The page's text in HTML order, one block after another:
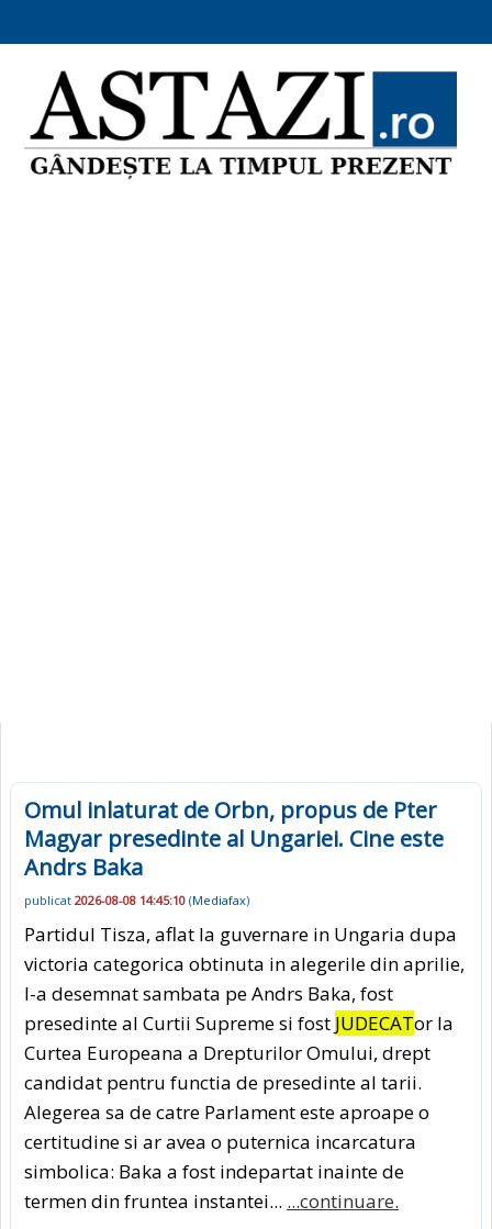
Omul inlaturat de Orbn, propus de Pter
Magyar presedinte al Ungariei. Cine este
Andrs Baka
publicat 2026-08-08 14:45:10 (Mediafax)
Partidul Tisza, aflat la guvernare in Ungaria dupa
victoria categorica obtinuta in alegerile din aprilie,
l-a desemnat sambata pe Andrs Baka, fost
presedinte al Curtii Supreme si fost JUDECATor la
Curtea Europeana a Drepturilor Omului, drept
candidat pentru functia de presedinte al tarii.
Alegerea sa de catre Parlament este aproape o
certitudine si ar avea o puternica incarcatura
simbolica: Baka a fost indepartat inainte de
termen din fruntea instantei... ...continuare.